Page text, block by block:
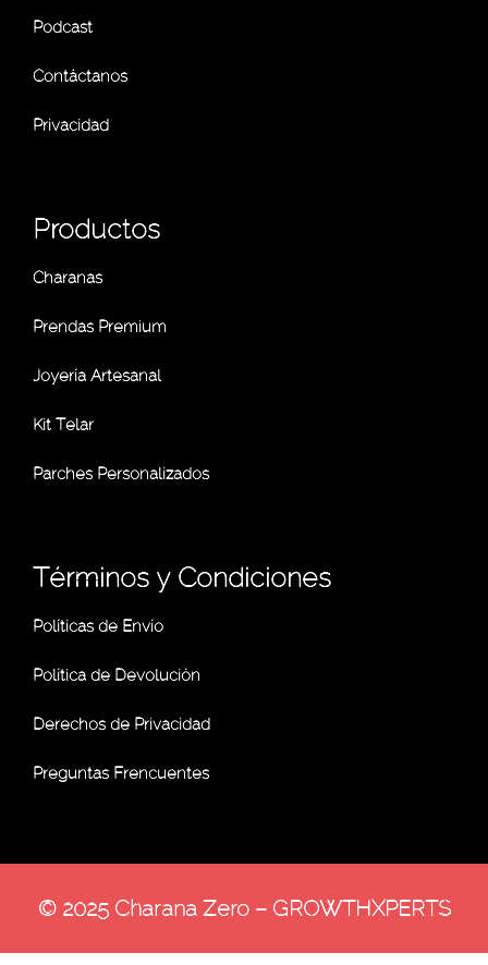
Podcast
Contáctanos
Privacidad
Productos
Charanas
Prendas Premium
Joyería Artesanal
Kit Telar
Parches Personalizados
Términos y Condiciones
Políticas de Envío
Política de Devolución
Derechos de Privacidad
Preguntas Frencuentes
© 2025 Charana Zero – GROWTHXPERTS